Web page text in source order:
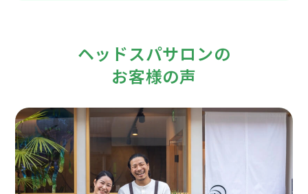
ヘッドスパサロンの
お客様の声